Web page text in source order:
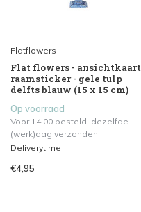
Flatflowers
Flat flowers - ansichtkaart
raamsticker - gele tulp
delfts blauw (15 x 15 cm)
Op voorraad
Voor 14.00 besteld, dezelfde
(werk)dag verzonden.
Deliverytime
€4,95